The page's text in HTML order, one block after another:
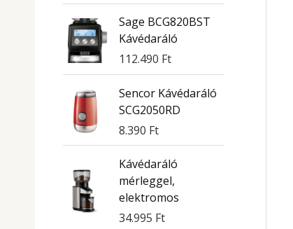
Sage BCG820BST
Kávédaráló
112.490 Ft
Sencor Kávédaráló
SCG2050RD
8.390 Ft
Kávédaráló
mérleggel,
elektromos
34.995 Ft